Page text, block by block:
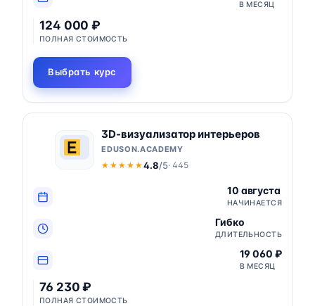
В МЕСЯЦ
124 000 ₽
ПОЛНАЯ СТОИМОСТЬ
Выбрать курс
3D-визуализатор интерьеров
EDUSON.ACADEMY
★★★★★
★★★★★4.8/5· 445
10 августа
НАЧИНАЕТСЯ
Гибко
ДЛИТЕЛЬНОСТЬ
19 060 ₽
В МЕСЯЦ
76 230 ₽
ПОЛНАЯ СТОИМОСТЬ